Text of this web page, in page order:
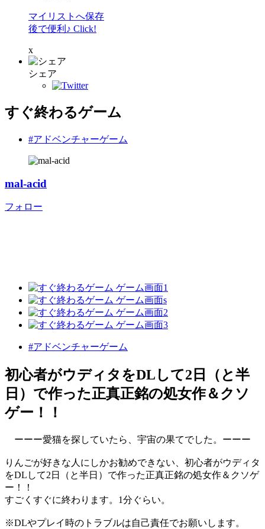
マイリストへ保存
後で便利♪ Click!
x
シェア
すぐ終わるゲーム
#アドベンチャーゲーム
mal-acid
フォロー
#アドベンチャーゲーム
初心者がウディタをDLして2日（と半
日）で作った正真正銘の処女作＆クソ
ゲー！！
ーーー愛猫を探していたら、宇宙の果てでした。ーーー
りんごが好きな人にしかお勧めできない、初心者がウディタ
をDLして2日（と半日）で作った正真正銘の処女作＆クソゲ
ー！！
すごくすぐに終わります。1分ぐらい。
※DLやプレイ時のトラブルは自己責任でお願いします。